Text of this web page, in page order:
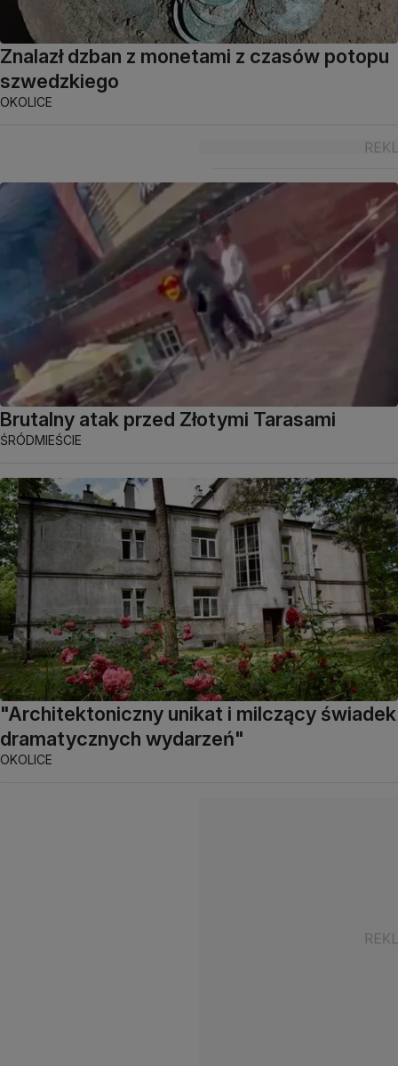
Znalazł dzban z monetami z czasów potopu
szwedzkiego
OKOLICE
Brutalny atak przed Złotymi Tarasami
ŚRÓDMIEŚCIE
"Architektoniczny unikat i milczący świadek
dramatycznych wydarzeń"
OKOLICE